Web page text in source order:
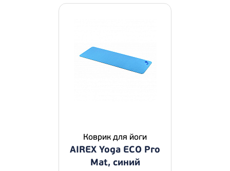
Коврик для йоги
AIREX Yoga ECO Pro
Mat, синий